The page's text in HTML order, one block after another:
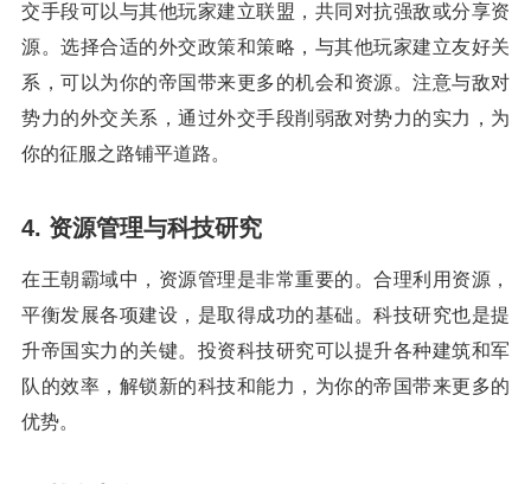
交手段可以与其他玩家建立联盟，共同对抗强敌或分享资
源。选择合适的外交政策和策略，与其他玩家建立友好关
系，可以为你的帝国带来更多的机会和资源。注意与敌对
势力的外交关系，通过外交手段削弱敌对势力的实力，为
你的征服之路铺平道路。
4. 资源管理与科技研究
在王朝霸域中，资源管理是非常重要的。合理利用资源，
平衡发展各项建设，是取得成功的基础。科技研究也是提
升帝国实力的关键。投资科技研究可以提升各种建筑和军
队的效率，解锁新的科技和能力，为你的帝国带来更多的
优势。